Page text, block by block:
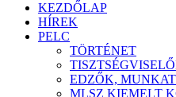
KEZDŐLAP
HÍREK
PELC
TÖRTÉNET
EDZŐK,
MLSZ KIEMELT